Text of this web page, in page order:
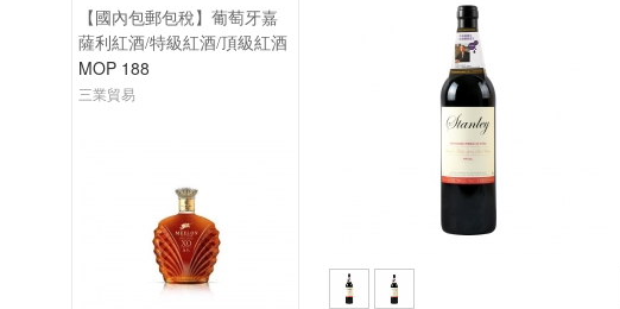
【國內包郵包稅】葡萄牙嘉
薩利紅酒/特級紅酒/頂級紅酒
MOP 188
三業貿易